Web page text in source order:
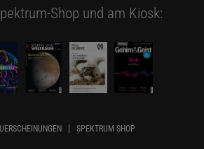
Shop und am Kiosk:
SPEKTRUM SHOP